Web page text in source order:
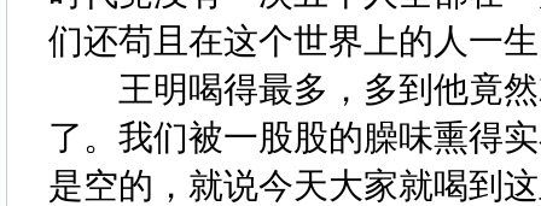
们还苟且在这个世界上的人一
王明喝得最多，多到他竟然
了。我们被一股股的臊味熏得
是空的，就说今天大家就喝到